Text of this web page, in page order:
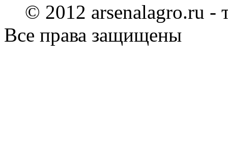
© 2012 arsenalagro.ru -
Все права защищены